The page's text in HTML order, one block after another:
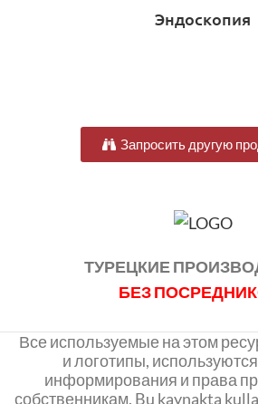
Эндоскопия
Запросить другую
ТУРЕЦКИЕ
БЕЗ
Все используемые на этом
и логотипы,
информирования и права
собственникам. Bu kaynakta